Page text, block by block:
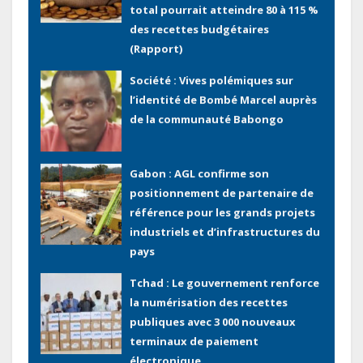
total pourrait atteindre 80 à 115 %
des recettes budgétaires
(Rapport)
Société : Vives polémiques sur
l’identité de Bombé Marcel auprès
de la communauté Babongo
Gabon : AGL confirme son
positionnement de partenaire de
référence pour les grands projets
industriels et d’infrastructures du
pays
Tchad : Le gouvernement renforce
la numérisation des recettes
publiques avec 3 000 nouveaux
terminaux de paiement
électronique